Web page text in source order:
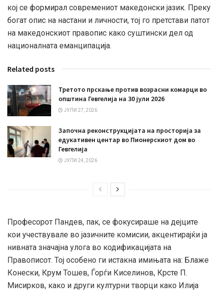
кој се формирал современиот македонски јазик. Преку
богат опис на настани и личности, тој го претстави патот
на македонскиот правопис како суштински дел од
националната еманципација.
Related posts
Третото прскање против возрасни комарци во
општина Гевгелија на 30 јули 2026
ЈУЛИ 27, 2026
Започна реконструкцијата на просторија за
едукативен центар во Пионерскиот дом во
Гевгелија
ЈУЛИ 24, 2026
Професорот Пандев, пак, се фокусираше на дејците
кои учествувале во јазичните комисии, акцентирајќи ја
нивната значајна улога во кодификацијата на
Правописот. Тој особено ги истакна имињата на: Блаже
Конески, Крум Тошев, Ѓорѓи Киселинов, Крсте П.
Мисирков, како и други културни творци како Илија